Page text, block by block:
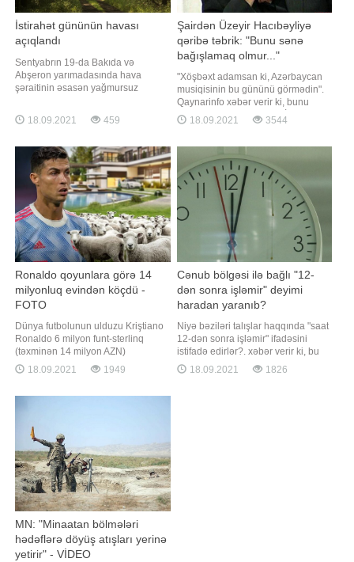
İstirahət gününün havası
açıqlandı
Sentyabrın 19-da Bakıda və
Abşeron yarımadasında hava
şəraitinin əsasən yağmursuz
Milli Hidrometeorologiya
Xidmətindən məlumat verilib.
gündüz cənub-şərq küləyi ilə əvəz
olunacaq. Havanın temperaturu
gecə 18-21 isti, gündüz 25-28 isti
18.09.2021 459
Şairdən Üzeyir Hacıbəyliyə
qəribə təbrik: "Bunu sənə
bağışlamaq olmur..."
"Xöşbəxt adamsan ki, Azərbaycan
musiqisinin bu gününü görmədin".
Qaynarinfo xəbər verir ki, bunu
nəğməkar şair, Əməkdar İncəsənət
Xadimi Baba Vəziroğlu dahi
günü ilə əlaqədar təbrikdə yazıb.
Şair bildirib ki, Üzeyir bəyin vaxtsız
ölümü ilə Azərbaycan musiqis
18.09.2021 3544
Ronaldo qoyunlara görə 14
milyonluq evindən köçdü -
FOTO
Dünya futbolunun ulduzu Kriştiano
Ronaldo 6 milyon funt-sterlinq
(təxminən 14 milyon AZN)
dəyərindəki malikanəsindən
köçmək məcburiyyətində qalıb.
yaşadığı villanın ətrafında qoyun
sürüsünün olmasıdır. Ronald
18.09.2021 1949
Cənub bölgəsi ilə bağlı "12-
dən sonra işləmir" deyimi
haradan yaranıb?
Niyə bəziləri talışlar haqqında "saat
12-dən sonra işləmir" ifadəsini
istifadə edirlər?. xəbər verir ki, bu
barədə aparıcı, nitq təlimçisi Cəlalə
Nəzəroğlu sosial şəbəkədə
18.09.2021 1826
MN: "Minaatan bölmələri
hədəflərə döyüş atışları yerinə
yetirir" - VİDEO